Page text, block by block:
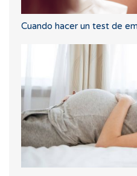
Cuando hacer un test de